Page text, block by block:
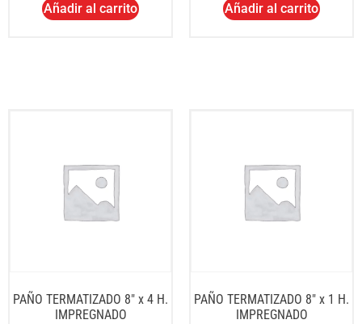
Añadir al carrito Añadir al carrito
PAÑO TERMATIZADO 8″ x 4 H.
IMPREGNADO
PAÑO TERMATIZADO 8″ x 1 H.
IMPREGNADO